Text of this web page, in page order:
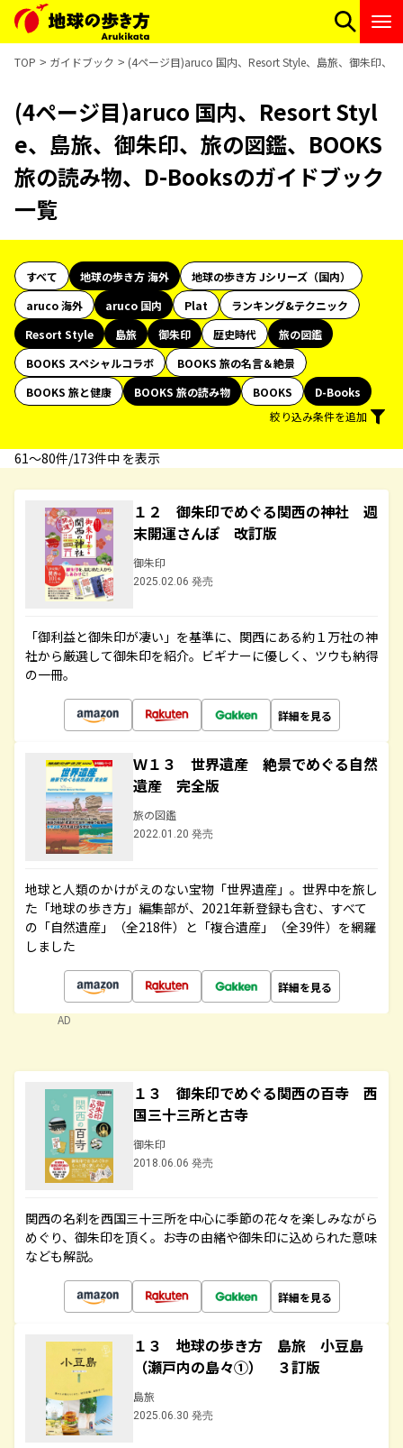
TOP ガイドブック (4ページ目)aruco 国内、Resort Style、島旅、御朱印、
(4ページ目)aruco 国内、Resort Styl
e、島旅、御朱印、旅の図鑑、BOOKS
旅の読み物、D-Booksのガイドブック
一覧
すべて 地球の歩き方 海外
地球の歩き方 Jシリーズ（国内）
aruco 海外
aruco 国内 Plat
ランキング&テクニック
Resort Style
島旅 御朱印 歴史時代
旅の図鑑
BOOKS スペシャルコラボ
BOOKS 旅の名言＆絶景
BOOKS 旅と健康
BOOKS 旅の読み物 BOOKS
D-Books
絞り込み条件を追加
61〜80件/173件中 を表示
１２ 御朱印でめぐる関西の神社 週
末開運さんぽ 改訂版
御朱印
2025.02.06 発売
「御利益と御朱印が凄い」を基準に、関西にある約１万社の神
社から厳選して御朱印を紹介。ビギナーに優しく、ツウも納得
の一冊。
詳細を見る
Ｗ１３ 世界遺産 絶景でめぐる自然
遺産 完全版
旅の図鑑
2022.01.20 発売
地球と人類のかけがえのない宝物「世界遺産」。世界中を旅し
た「地球の歩き方」編集部が、2021年新登録も含む、すべて
の「自然遺産」（全218件）と「複合遺産」（全39件）を網羅
しました
詳細を見る
AD
１３ 御朱印でめぐる関西の百寺 西
国三十三所と古寺
御朱印
2018.06.06 発売
関西の名刹を西国三十三所を中心に季節の花々を楽しみながら
めぐり、御朱印を頂く。お寺の由緒や御朱印に込められた意味
なども解説。
詳細を見る
１３ 地球の歩き方 島旅 小豆島
（瀬戸内の島々①） ３訂版
島旅
2025.06.30 発売